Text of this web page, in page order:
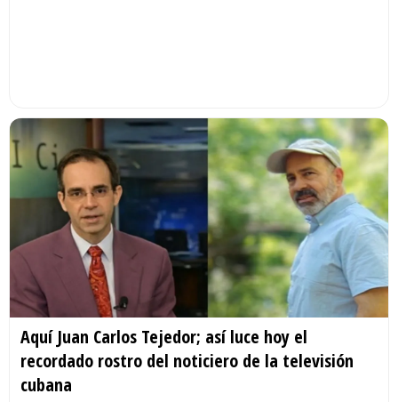
Aquí Juan Carlos Tejedor; así luce hoy el
recordado rostro del noticiero de la televisión
cubana